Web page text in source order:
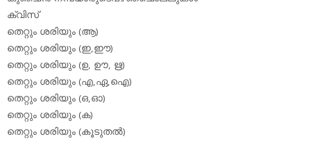
ക്വിസ്
തെറ്റും ശരിയും (ആ)
തെറ്റും ശരിയും (ഇ,ഈ)
തെറ്റും ശരിയും (ഉ, ഊ, ഋ)
തെറ്റും ശരിയും (എ,ഏ,ഐ)
തെറ്റും ശരിയും (ഒ,ഓ)
തെറ്റും ശരിയും (ക)
തെറ്റും ശരിയും (കൂടുതല്‍)